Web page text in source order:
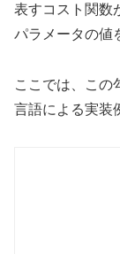
表すコスト関数
パラメータの値
ここでは、この
言語による実装